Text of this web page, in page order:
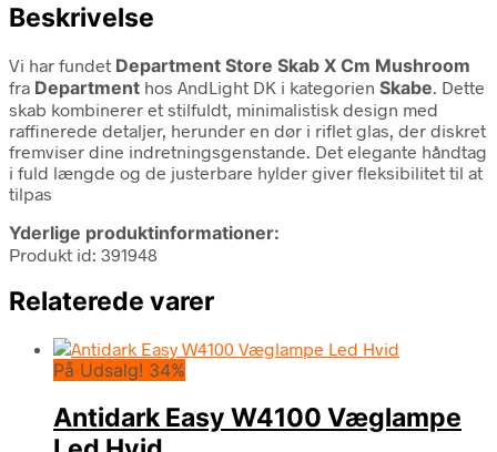
Beskrivelse
Vi har fundet Department Store Skab X Cm Mushroom
fra Department hos AndLight DK i kategorien Skabe. Dette
skab kombinerer et stilfuldt, minimalistisk design med
raffinerede detaljer, herunder en dør i riflet glas, der diskret
fremviser dine indretningsgenstande. Det elegante håndtag
i fuld længde og de justerbare hylder giver fleksibilitet til at
tilpas
Yderlige produktinformationer:
Produkt id: 391948
Relaterede varer
På Udsalg! 34%
Antidark Easy W4100 Væglampe